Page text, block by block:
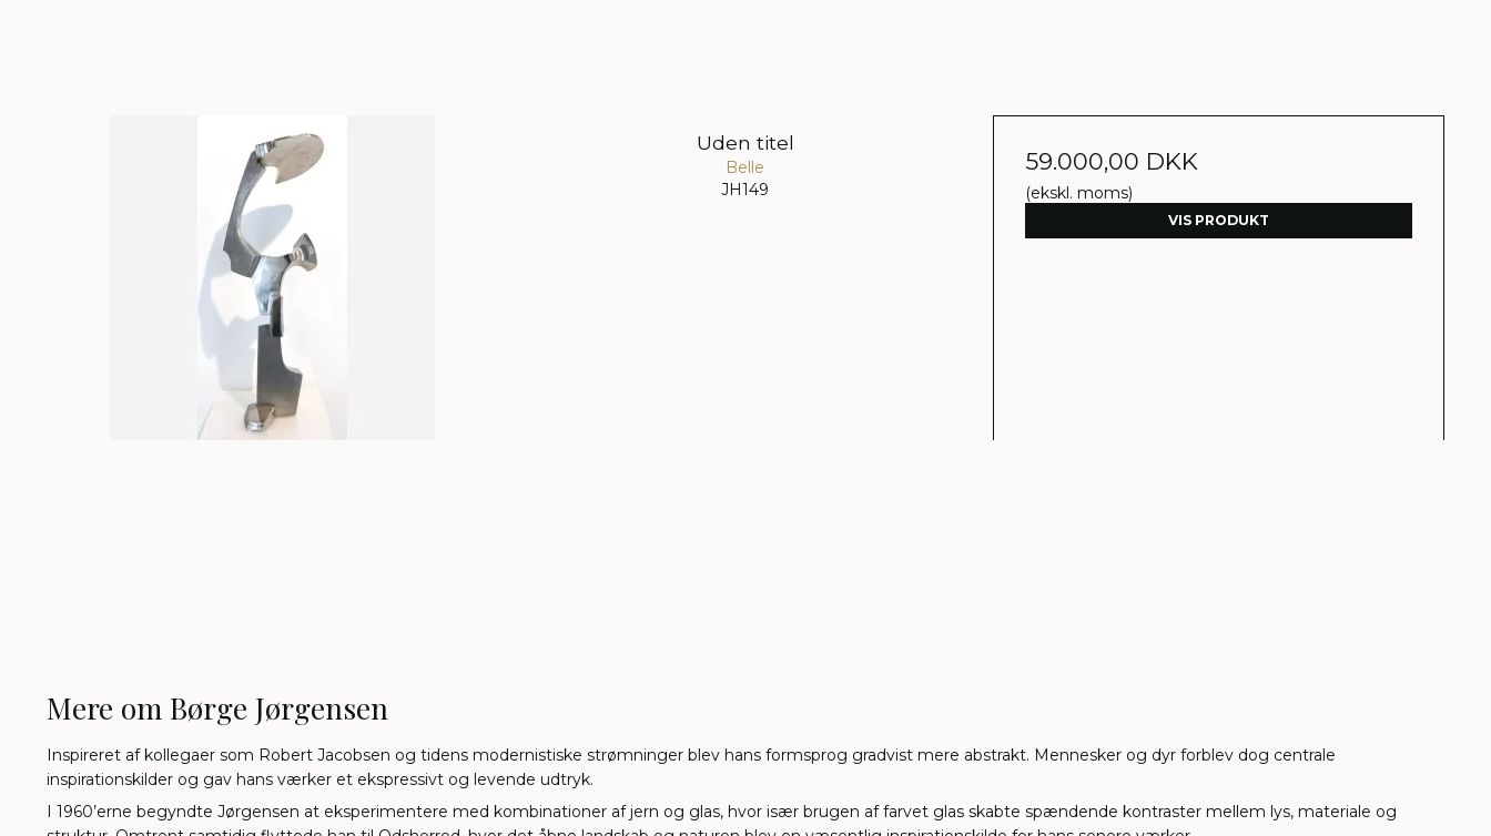
Uden titel
Belle
JH149
59.000,00 DKK
(ekskl. moms)
VIS PRODUKT
Mere om Børge Jørgensen
Inspireret af kollegaer som Robert Jacobsen og tidens modernistiske strømninger blev hans formsprog gradvist mere abstrakt. Mennesker og dyr forblev dog centrale
inspirationskilder og gav hans værker et ekspressivt og levende udtryk.
I 1960’erne begyndte Jørgensen at eksperimentere med kombinationer af jern og glas, hvor især brugen af farvet glas skabte spændende kontraster mellem lys, materiale og